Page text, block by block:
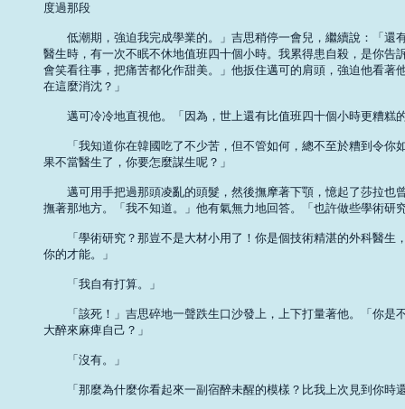
度過那段
低潮期，強迫我完成學業的。」吉思稍停一會兒，繼續說：「還
醫生時，有一次不眠不休地值班四十個小時。我累得患自殺，是你
會笑看往事，把痛苦都化作甜美。」他扳住邁可的肩頭，強迫他看
在這麼消沈？」
邁可冷冷地直視他。「因為，世上還有比值班四十個小時更糟糕
「我知道你在韓國吃了不少苦，但不管如何，總不至於糟到令你
果不當醫生了，你要怎麼謀生呢？」
邁可用手把過那頭凌亂的頭髮，然後撫摩著下顎，憶起了莎拉也
撫著那地方。「我不知道。」他有氣無力地回答。「也許做些學術
「學術研究？那豈不是大材小用了！你是個技術精湛的外科醫生
你的才能。」
「我自有打算。」
「該死！」吉思碎地一聲跌生口沙發上，上下打量著他。「你是
大醉來麻痺自己？」
「沒有。」
「那麼為什麼你看起來一副宿醉未醒的模樣？比我上次見到你時